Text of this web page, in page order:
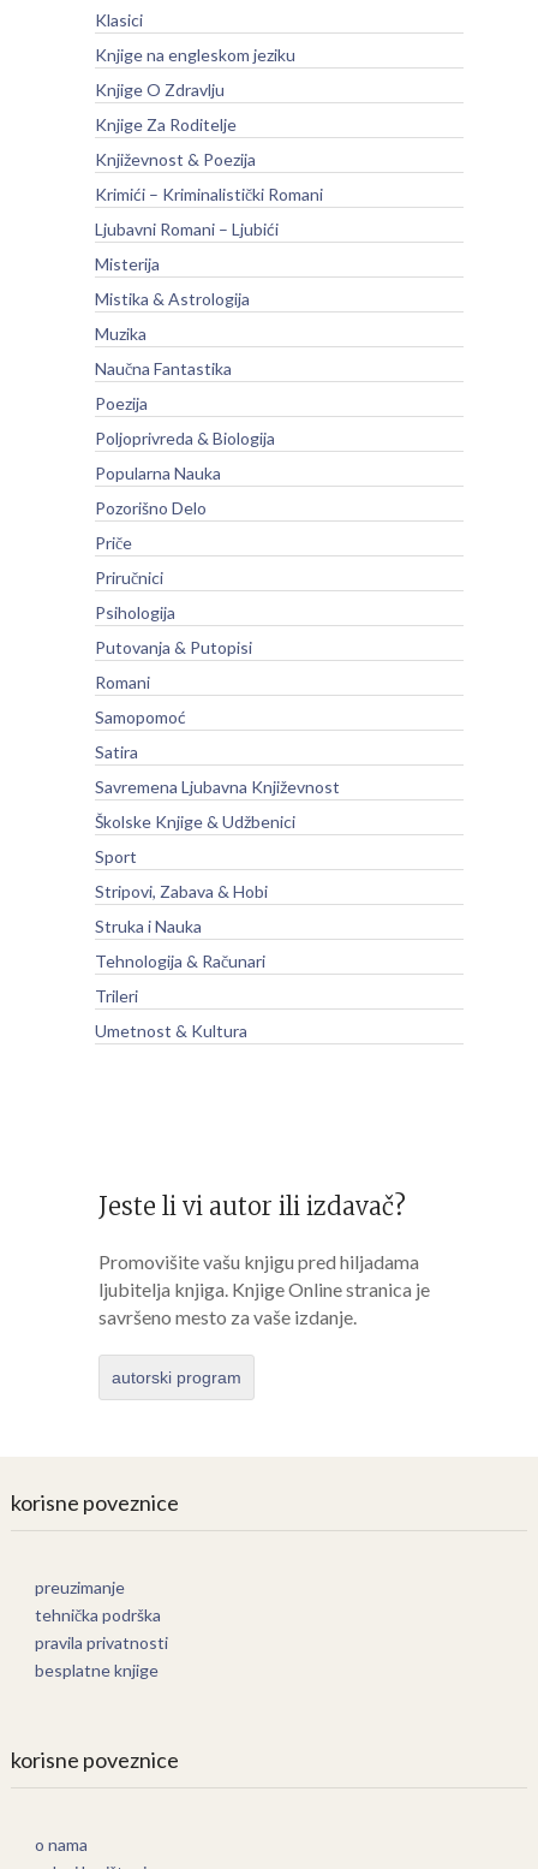
Klasici
Knjige na engleskom jeziku
Knjige O Zdravlju
Knjige Za Roditelje
Književnost & Poezija
Krimići – Kriminalistički Romani
Ljubavni Romani – Ljubići
Misterija
Mistika & Astrologija
Muzika
Naučna Fantastika
Poezija
Poljoprivreda & Biologija
Popularna Nauka
Pozorišno Delo
Priče
Priručnici
Psihologija
Putovanja & Putopisi
Romani
Samopomoć
Satira
Savremena Ljubavna Književnost
Školske Knjige & Udžbenici
Sport
Stripovi, Zabava & Hobi
Struka i Nauka
Tehnologija & Računari
Trileri
Umetnost & Kultura
Jeste li vi autor ili izdavač?
Promovišite vašu knjigu pred hiljadama
ljubitelja knjiga. Knjige Online stranica je
savršeno mesto za vaše izdanje.
autorski program
korisne poveznice
preuzimanje
tehnička podrška
pravila privatnosti
besplatne knjige
korisne poveznice
o nama